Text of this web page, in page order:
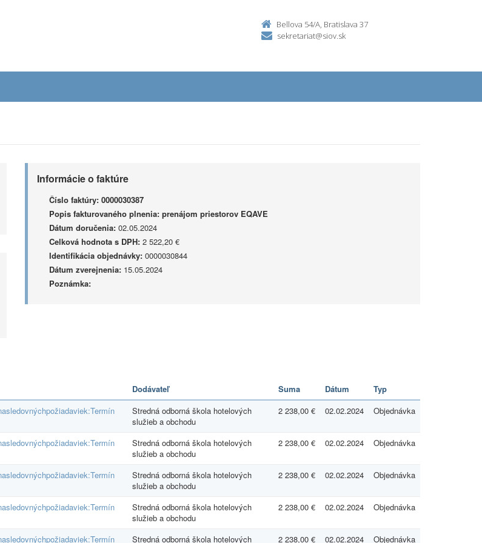
Bellova 54/A, Bratislava 37
sekretariat@siov.sk
Informácie o faktúre
Číslo faktúry: 0000030387
Popis fakturovaného plnenia: prenájom priestorov EQAVE
Dátum doručenia:02.05.2024
Celková hodnota s DPH:2 522,20 €
Identifikácia objednávky:0000030844
Dátum zverejnenia:15.05.2024
Poznámka:
Dodávateľ Suma Dátum
Typ
Stredná odborná škola hotelových
služieb a obchodu
2 238,00 € 02.02.2024 Objednávka
Stredná odborná škola hotelových
služieb a obchodu
2 238,00 € 02.02.2024 Objednávka
Stredná odborná škola hotelových
služieb a obchodu
2 238,00 € 02.02.2024 Objednávka
Stredná odborná škola hotelových
služieb a obchodu
2 238,00 € 02.02.2024 Objednávka
Stredná odborná škola hotelových 2 238,00 € 02.02.2024 Objednávka